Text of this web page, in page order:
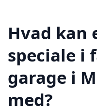
Hvad kan
speciale i
garage i
med?